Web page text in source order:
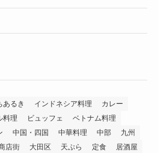
あるき インドネシア料理
カレー
料理 ビュッフェ
ベトナム料理
中国・四国 中華料理 中部
九州
店街 大田区 天ぷら 定食
居酒屋